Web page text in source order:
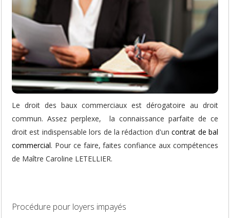
Le droit des baux commerciaux est dérogatoire au droit
commun. Assez perplexe, la connaissance parfaite de ce
droit est indispensable lors de la rédaction d'uncontrat de bal
commercial. Pour ce faire, faites confiance aux compétences
de Maître Caroline LETELLIER.
Procédure pour loyers impayés